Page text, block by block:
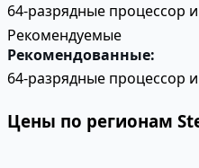
64-разрядные процессор
Рекомендуемые
Рекомендованные:
64-разрядные процессор
Цены по регионам